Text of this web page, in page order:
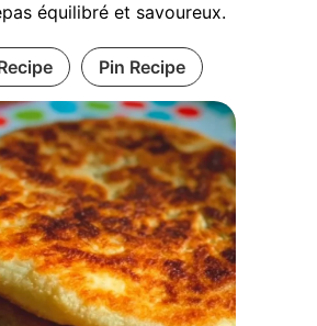
équilibré et savoureux.
Pin Recipe